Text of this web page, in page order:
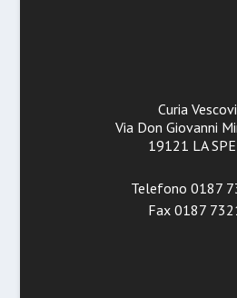
Curia
Via Don Giovanni
19121 LA
Telefono 0187
Fax 0187